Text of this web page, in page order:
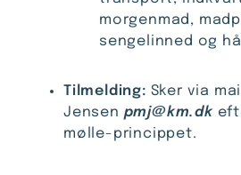
morgenmad,
sengelinned og
Tilmelding: Sker via
Jensen pmj@km.dk
mølle-princippet.